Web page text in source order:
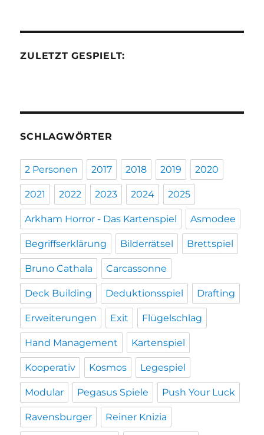
ZULETZT GESPIELT:
SCHLAGWÖRTER
2 Personen 2017 2018 2019 2020
2021 2022 2023 2024 2025
Arkham Horror - Das Kartenspiel Asmodee
Begriffserklärung Bilderrätsel Brettspiel
Bruno Cathala Carcassonne
Deck Building Deduktionsspiel Drafting
Erweiterungen Exit Flügelschlag
Hand Management Kartenspiel
Kooperativ Kosmos Legespiel
Modular Pegasus Spiele Push Your Luck
Ravensburger Reiner Knizia